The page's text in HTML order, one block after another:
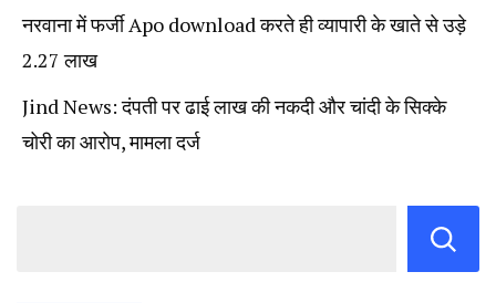
नरवाना में फर्जी Apo download करते ही व्यापारी के खाते से उड़े
2.27 लाख
Jind News: दंपती पर ढाई लाख की नकदी और चांदी के सिक्के
चोरी का आरोप, मामला दर्ज